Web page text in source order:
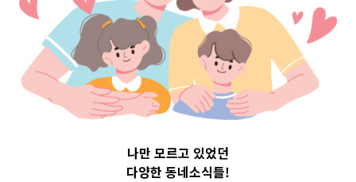
2023-08-30
readybaby-admin
나만 모르고 있었던
다양한 동네소식들!